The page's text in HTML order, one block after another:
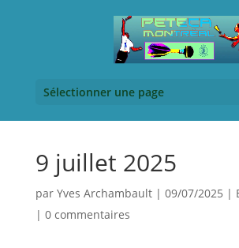
Sélectionner une page
9 juillet 2025
par Yves Archambault| 09/07/2025 |
| 0 commentaires